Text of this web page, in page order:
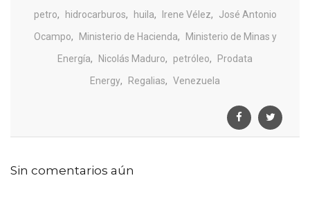
petro, hidrocarburos, huila, Irene Vélez,
José Antonio
Ocampo, Ministerio de Hacienda,
Ministerio de Minas y
Energía, Nicolás Maduro, petróleo,
Prodata
Energy, Regalias, Venezuela
Sin comentarios aún